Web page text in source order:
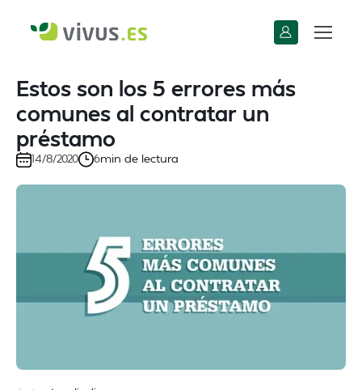
Estos son los 5 errores más
comunes al contratar un
préstamo
14/8/2020 6min de lectura